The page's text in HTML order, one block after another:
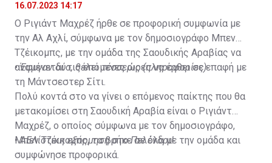
16.07.2023 14:17
Ο Ριγιάντ Μαχρέζ ήρθε σε προφορική συμφωνία με
την Αλ Αχλί, σύμφωνα με τον δημοσιογράφο Μπεν
Τζέικομπς, με την ομάδα της Σαουδικής Αραβίας να
αναμένεται τις επόμενες ώρες να έρθει σε επαφή με
τη Μάντσεστερ Σίτι.
•Έφυγαν δύο, θέλει τέσσερις (πληροφορίες)
Πολύ κοντά στο να γίνει ο επόμενος παίκτης που θα
μετακομίσει στη Σαουδική Αραβία είναι ο Ριγιάντ
Μαχρέζ, ο οποίος σύμφωνα με τον δημοσιογράφο,
Μπεν Τζέικομπς, τα βρήκε σε όλα με την ομάδα και
συμφώνησε προφορικά.
•ΑΕΛίστικη εξόρμηση στο Πελένδρι!